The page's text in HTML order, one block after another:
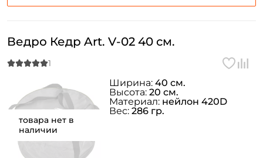
товара нет в
наличии
Ведро Кедр Art. V-02 40 см.
Ширина: 40 см.
Высота: 20 см.
Материал: нейлон 420D
Вес: 286 гр.